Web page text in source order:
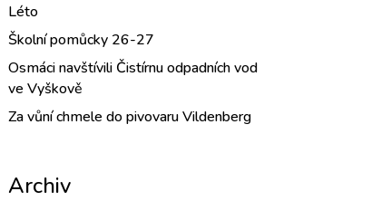
Léto
Školní pomůcky 26-27
Osmáci navštívili Čistírnu odpadních vod
ve Vyškově
Za vůní chmele do pivovaru Vildenberg
ArchivArchiv